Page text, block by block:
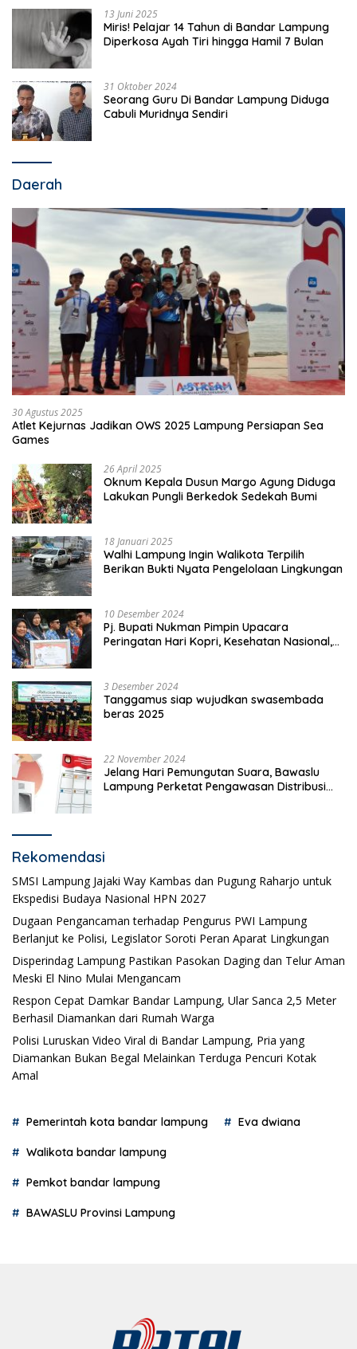
13 Juni 2025
Miris! Pelajar 14 Tahun di Bandar Lampung
Diperkosa Ayah Tiri hingga Hamil 7 Bulan
31 Oktober 2024
Seorang Guru Di Bandar Lampung Diduga
Cabuli Muridnya Sendiri
Daerah
30 Agustus 2025
Atlet Kejurnas Jadikan OWS 2025 Lampung Persiapan Sea
Games
26 April 2025
Oknum Kepala Dusun Margo Agung Diduga
Lakukan Pungli Berkedok Sedekah Bumi
18 Januari 2025
Walhi Lampung Ingin Walikota Terpilih
Berikan Bukti Nyata Pengelolaan Lingkungan
10 Desember 2024
Pj. Bupati Nukman Pimpin Upacara
Peringatan Hari Kopri, Kesehatan Nasional,
3 Desember 2024
Tanggamus siap wujudkan swasembada
beras 2025
22 November 2024
Jelang Hari Pemungutan Suara, Bawaslu
Lampung Perketat Pengawasan Distribusi
Rekomendasi
SMSI Lampung Jajaki Way Kambas dan Pugung Raharjo untuk
Ekspedisi Budaya Nasional HPN 2027
Dugaan Pengancaman terhadap Pengurus PWI Lampung
Berlanjut ke Polisi, Legislator Soroti Peran Aparat Lingkungan
Disperindag Lampung Pastikan Pasokan Daging dan Telur Aman
Meski El Nino Mulai Mengancam
Respon Cepat Damkar Bandar Lampung, Ular Sanca 2,5 Meter
Berhasil Diamankan dari Rumah Warga
Polisi Luruskan Video Viral di Bandar Lampung, Pria yang
Diamankan Bukan Begal Melainkan Terduga Pencuri Kotak
Amal
Pemerintah kota bandar lampung Eva dwiana
Walikota bandar lampung
Pemkot bandar lampung
BAWASLU Provinsi Lampung